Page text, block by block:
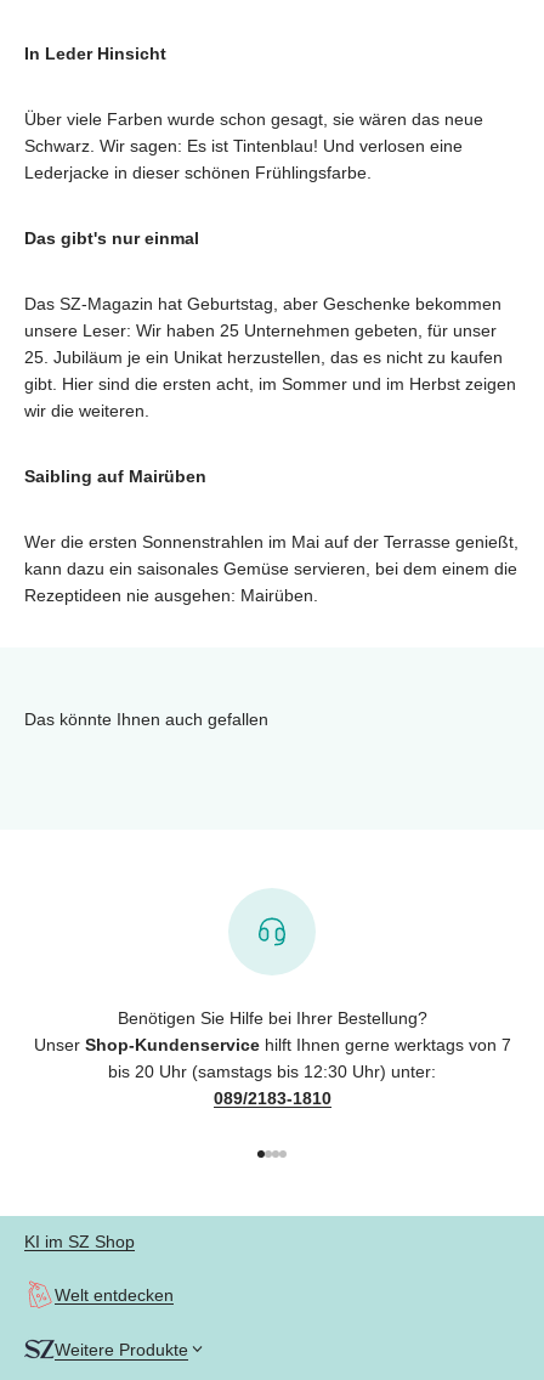
In Leder Hinsicht
Über viele Farben wurde schon gesagt, sie wären das neue
Schwarz. Wir sagen: Es ist Tintenblau! Und verlosen eine
Lederjacke in dieser schönen Frühlingsfarbe.
Das gibt's nur einmal
Das SZ-Magazin hat Geburtstag, aber Geschenke bekommen
unsere Leser: Wir haben 25 Unternehmen gebeten, für unser
25. Jubiläum je ein Unikat herzustellen, das es nicht zu kaufen
gibt. Hier sind die ersten acht, im Sommer und im Herbst zeigen
wir die weiteren.
Saibling auf Mairüben
Wer die ersten Sonnenstrahlen im Mai auf der Terrasse genießt,
kann dazu ein saisonales Gemüse servieren, bei dem einem die
Rezeptideen nie ausgehen: Mairüben.
Das könnte Ihnen auch gefallen
Benötigen Sie Hilfe bei Ihrer Bestellung?
Unser Shop-Kundenservicehilft Ihnen gerne werktags von 7
bis 20 Uhr (samstags bis 12:30 Uhr) unter:
089/2183-1810
KI im SZ Shop
Welt entdecken
Weitere Produkte